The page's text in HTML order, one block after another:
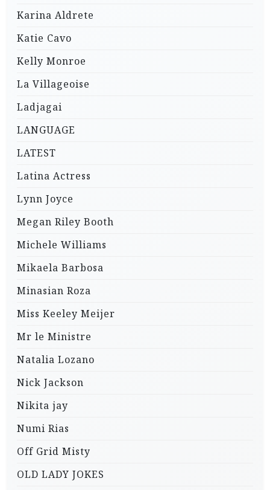
Karina Aldrete
Katie Cavo
Kelly Monroe
La Villageoise
Ladjagai
LANGUAGE
LATEST
Latina Actress
Lynn Joyce
Megan Riley Booth
Michele Williams
Mikaela Barbosa
Minasian Roza
Miss Keeley Meijer
Mr le Ministre
Natalia Lozano
Nick Jackson
Nikita jay
Numi Rias
Off Grid Misty
OLD LADY JOKES